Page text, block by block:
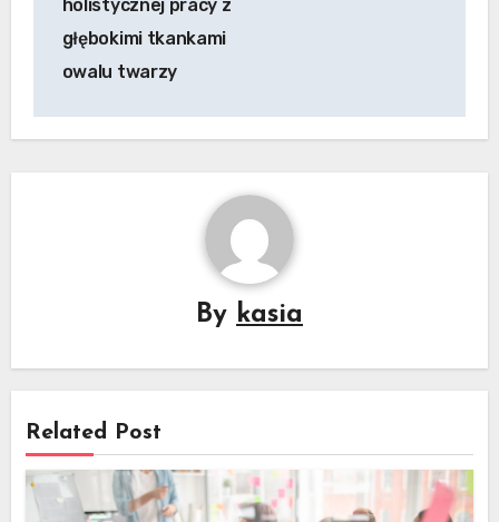
holistycznej pracy z
głębokimi tkankami
owalu twarzy
By kasia
Related Post